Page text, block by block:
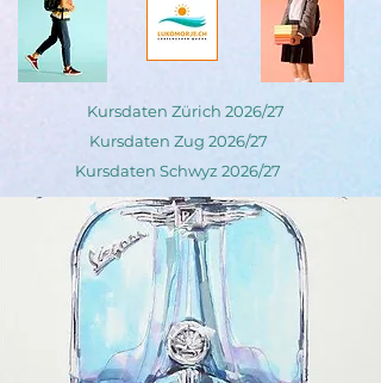
Kursdaten Zürich 2026/27
Kursdaten Zug 2026/27
Kursdaten Schwyz 2026/27